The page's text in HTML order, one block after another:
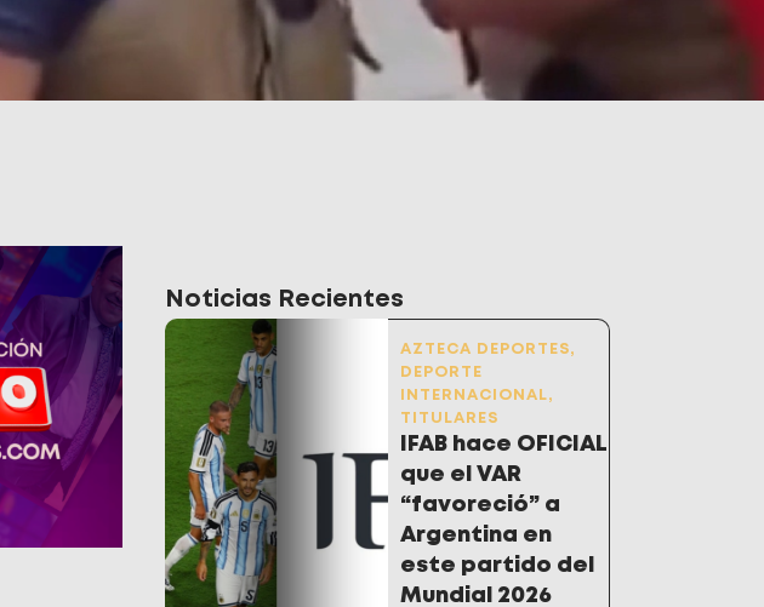
Noticias Recientes
AZTECA DEPORTES,
DEPORTE
INTERNACIONAL,
TITULARES
IFAB hace OFICIAL
que el VAR
“favoreció” a
Argentina en
este partido del
Mundial 2026